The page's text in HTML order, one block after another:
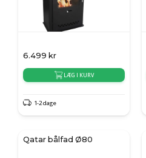
6.499 kr
LÆG I KURV
1-2 dage
Qatar bålfad Ø80